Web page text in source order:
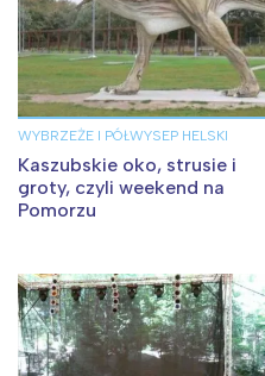
WYBRZEŻE I PÓŁWYSEP HELSKI
Kaszubskie oko, strusie i
groty, czyli weekend na
Pomorzu
Warszawa
Łódź
Trójmiasto
Poznań
Wrocław